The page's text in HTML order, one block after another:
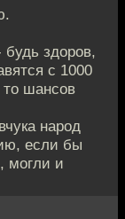
здоров,
с 1000
шансов
народ
если бы
могли и